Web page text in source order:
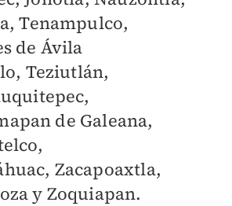
Tenampulco,
de Ávila
Teziutlán,
de Galeana,
Zacapoaxtla,
y Zoquiapan.